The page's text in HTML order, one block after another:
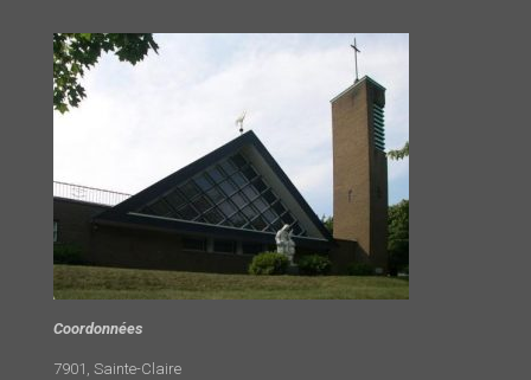
Coordonnées
7901, Sainte-Claire